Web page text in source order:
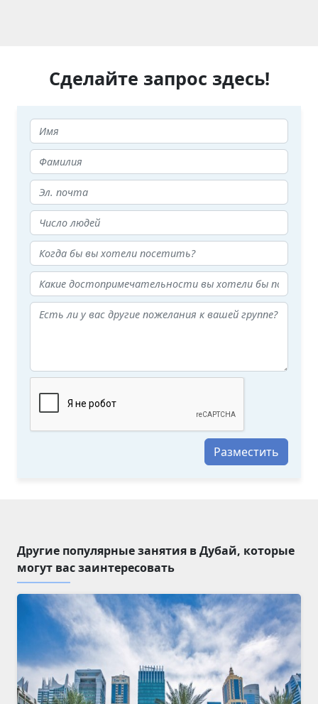
Сделайте запрос здесь!
Разместить
Другие популярные занятия в Дубай, которые
могут вас заинтересовать